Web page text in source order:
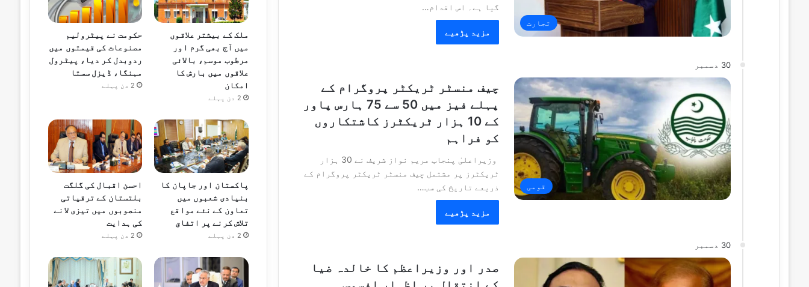
تجارت
گیا ہے۔ اس اقدام…
مزید پڑھیے
30 دسمبر
قومی
چیف منسٹر ٹریکٹر پروگرام کے
پہلے فیز میں 50 سے 75 ہارس پاور
کے 10 ہزار ٹریکٹرز کاشتکاروں
کو فراہم
وزیراعلیٰ پنجاب مریم نواز شریف نے 30 ہزار
ٹریکٹرز پر مشتمل چیف منسٹر ٹریکٹر پروگرام کے
ذریعے تاریخ کی سب…
مزید پڑھیے
30 دسمبر
صدر اور وزیراعظم کا خالدہ ضیا
ملک کے بیشتر علاقوں
میں آج بھی گرم اور
مرطوب موسم، بالائی
علاقوں میں بارش کا
امکان
2 دن پہلے
حکومت نے پیٹرولیم
مصنوعات کی قیمتوں میں
ردوبدل کر دیا، پیٹرول
مہنگا، ڈیزل سستا
2 دن پہلے
پاکستان اور جاپان کا
بنیادی شعبوں میں
تعاون کے نئے مواقع
تلاش کرنے پر اتفاق
2 دن پہلے
احسن اقبال کی گلگت
بلتستان کے ترقیاتی
منصوبوں میں تیزی لانے
کی ہدایت
2 دن پہلے